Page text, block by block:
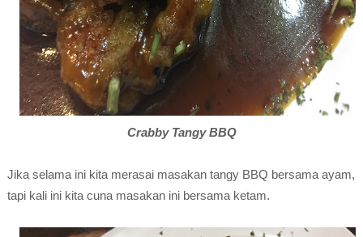
Crabby Tangy BBQ
Jika selama ini kita merasai masakan tangy BBQ bersama ayam,
tapi kali ini kita cuna masakan ini bersama ketam.